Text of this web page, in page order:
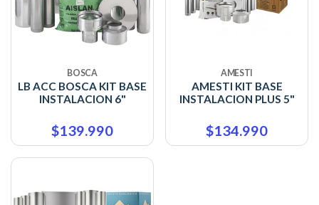
BOSCA
LB ACC BOSCA KIT BASE
INSTALACION 6"
$139.990
AMESTI
AMESTI KIT BASE
INSTALACION PLUS 5"
$134.990